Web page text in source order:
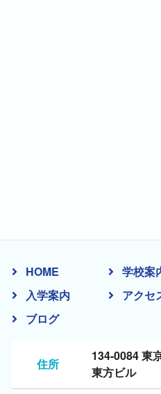
HOME 学校案
入学案内
アクセ
ブログ
住所
134-0084 東
東方ビル